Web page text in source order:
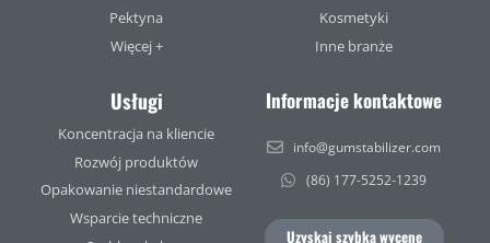
Pektyna
Więcej +
Kosmetyki
Inne branże
Usługi
Koncentracja na kliencie
Rozwój produktów
Opakowanie niestandardowe
Wsparcie techniczne
Informacje kontaktowe
info@gumstabilizer.com
(86) 177-5252-1239
Uzyskaj szybką wycenę